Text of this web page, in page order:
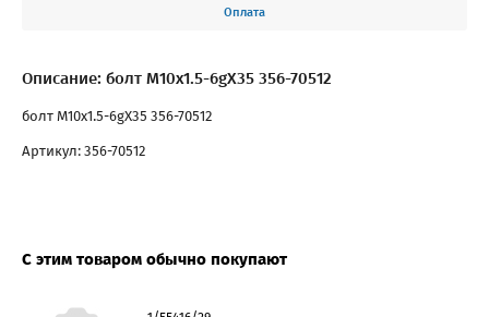
Оплата
Описание: болт М10х1.5-6gХ35 356-70512
болт М10х1.5-6gХ35 356-70512
Артикул: 356-70512
С этим товаром обычно покупают